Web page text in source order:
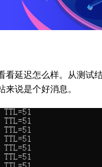
延迟怎么样。从测试
说是个好消息。